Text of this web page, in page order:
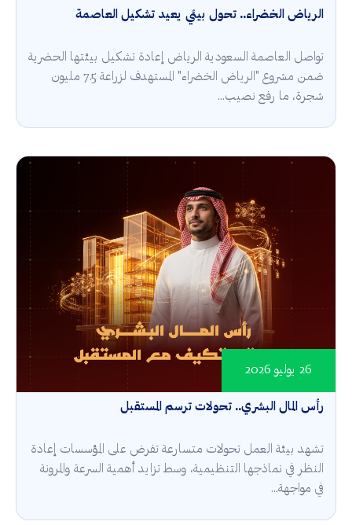
الرياض الخضراء.. تحول بيئي يعيد تشكيل العاصمة
تواصل العاصمة السعودية الرياض إعادة تشكيل بيئتها الحضرية
ضمن مشروع "الرياض الخضراء" المستهدف لزراعة 7.5 مليون
شجرة، ما رفع نصيب...
رأس المال البشري.. تحولات ترسم المستقبل
26 يوليو 2026
تشهد بيئة العمل تحولات متسارعة تفرض على المؤسسات إعادة
النظر في نماذجها التنظيمية، وسط تزايد أهمية السرعة والمرونة
في مواجهة...